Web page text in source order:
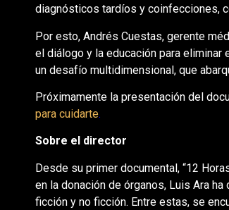
diagnósticos tardíos y coinfecciones,
Por esto, Andrés Cuestas, gerente
el diálogo y la educación para
un desafío multidimensional, que
Próximamente la presentación del
para cuidarte.
Sobre el director
Desde su primer documental, “12
en la donación de órganos, Luis Ara
ficción y no ficción. Entre estas, se